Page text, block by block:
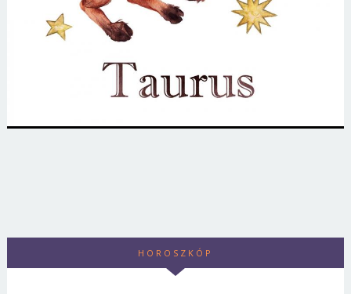
HOROSZKÓP